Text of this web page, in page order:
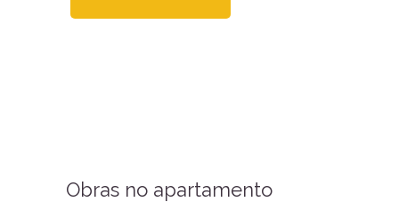
Obras no apartamento